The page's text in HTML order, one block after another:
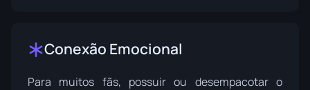
Conexão Emocional
Para muitos fãs, possuir ou desempacotar o